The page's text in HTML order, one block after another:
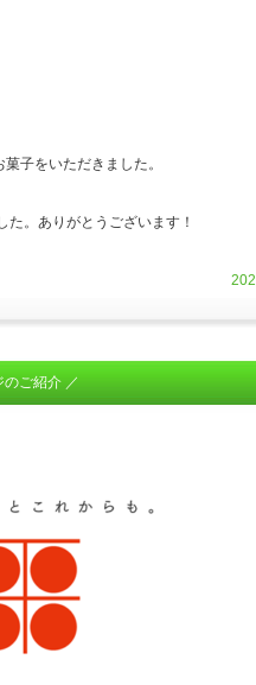
子をいただきました。
た。ありがとうございます！
ご紹介 ／